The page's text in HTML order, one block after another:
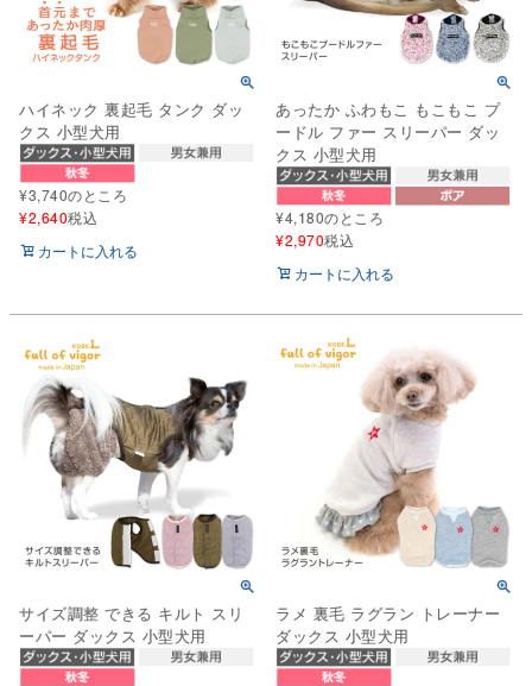
ハイネック 裏起毛 タンク ダッ
クス 小型犬用
¥3,740のところ
¥2,640税込
カートに入れる
あったか ふわもこ もこもこ プ
ードル ファー スリーパー ダッ
クス 小型犬用
¥4,180のところ
¥2,970税込
カートに入れる
サイズ調整 できる キルト スリ
ーパー ダックス 小型犬用
ラメ 裏毛 ラグラン トレーナー
ダックス 小型犬用